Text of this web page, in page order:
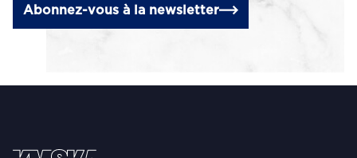
Abonnez-vous à la newsletter